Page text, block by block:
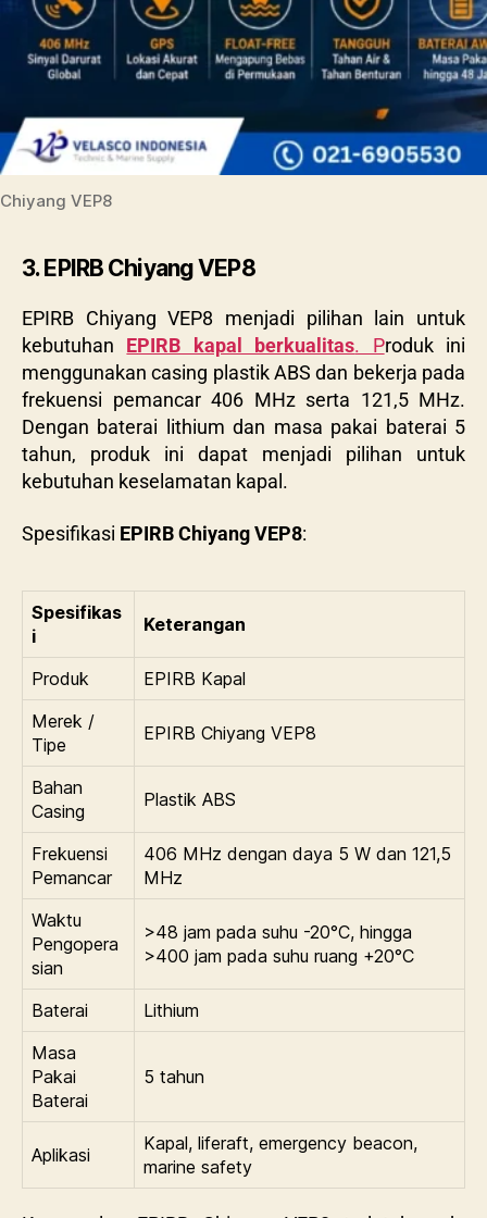
Chiyang VEP8
3. EPIRB Chiyang VEP8
EPIRB Chiyang VEP8 menjadi pilihan lain untuk
kebutuhan EPIRB kapal berkualitas. Produk ini
menggunakan casing plastik ABS dan bekerja pada
frekuensi pemancar 406 MHz serta 121,5 MHz.
Dengan baterai lithium dan masa pakai baterai 5
tahun, produk ini dapat menjadi pilihan untuk
kebutuhan keselamatan kapal.
Spesifikasi EPIRB Chiyang VEP8:
Spesifikas
i
Keterangan
Produk
EPIRB Kapal
Merek /
Tipe
EPIRB Chiyang VEP8
Bahan
Casing
Plastik ABS
Frekuensi
Pemancar
406 MHz dengan daya 5 W dan 121,5
MHz
Waktu
Pengopera
sian
>48 jam pada suhu -20°C, hingga
>400 jam pada suhu ruang +20°C
Baterai
Lithium
Masa
Pakai
Baterai
5 tahun
Aplikasi
Kapal, liferaft, emergency beacon,
marine safety